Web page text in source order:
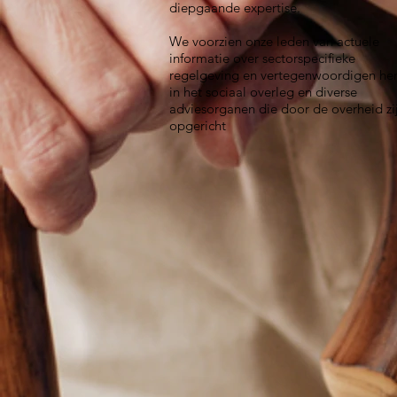
diepgaande expertise.
We voorzien onze leden van actuele
informatie over sectorspecifieke
regelgeving en vertegenwoordigen
in het sociaal overleg en diverse
adviesorganen die door de overheid
opgericht